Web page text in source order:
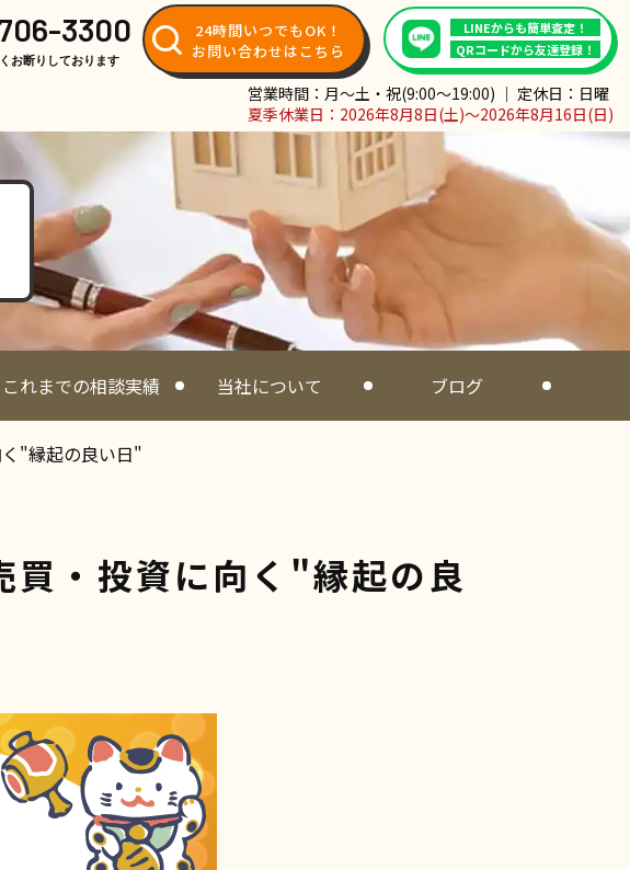
3300
お断りしております
24時間いつでもOK！
お問い合わせはこちら
LINEからも簡単査定！
QRコードから友達登録！
営業時間：月～土・祝(9:00～19:00) ｜ 定休日：日曜
夏季休業日：2026年8月8日(土)～2026年8月16日(日)
これまでの相談実績 当社について ブログ
"縁起の良い日"
・投資に向く"縁起の良